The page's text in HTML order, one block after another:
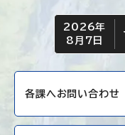
今日の日付
2026年
8月7日
各課へお問い合わせ